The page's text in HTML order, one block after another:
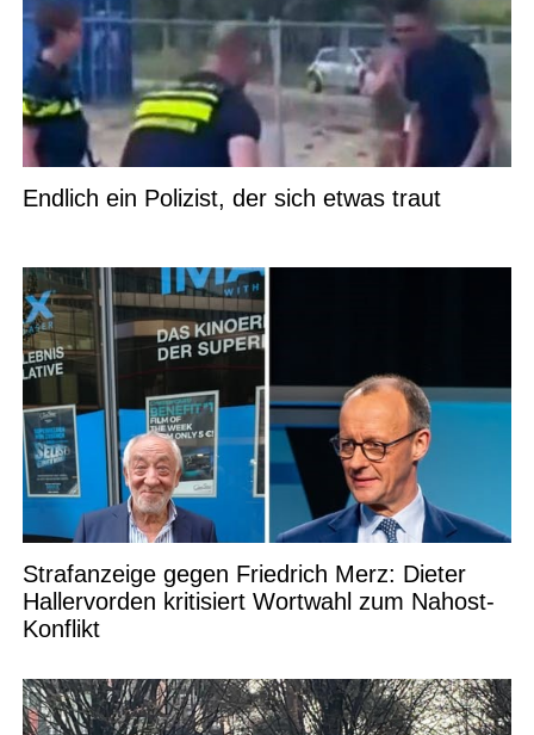
Endlich ein Polizist, der sich etwas traut
Strafanzeige gegen Friedrich Merz: Dieter
Hallervorden kritisiert Wortwahl zum Nahost-
Konflikt